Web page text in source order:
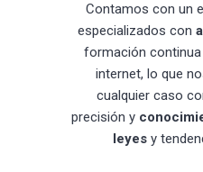
Contamos con un
especializados con
formación
internet, lo que
cualquier caso
precisión y
leyes y